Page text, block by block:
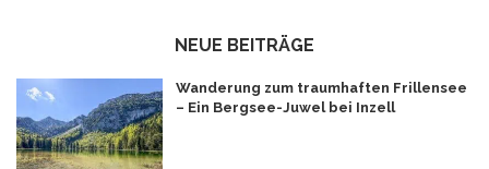
NEUE BEITRÄGE
Wanderung zum traumhaften Frillensee
– Ein Bergsee-Juwel bei Inzell